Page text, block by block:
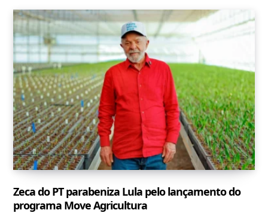
Zeca do PT parabeniza Lula pelo lançamento do
programa Move Agricultura